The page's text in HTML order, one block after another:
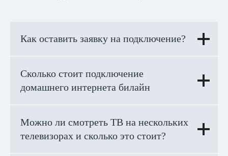
Как оставить заявку на подключение?
Сколько стоит подключение
домашнего интернета билайн
Можно ли смотреть ТВ на нескольких
телевизорах и сколько это стоит?